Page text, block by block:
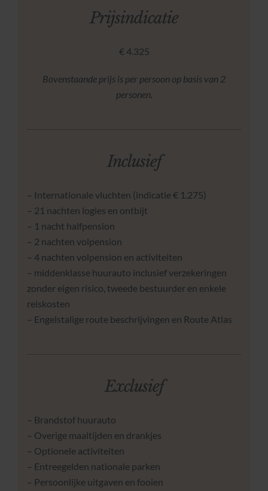
Prijsindicatie
€ 4.325
Bovenstaande prijs is per persoon op basis van 2
personen.
Inclusief
– Internationale vluchten (indicatie € 1.275)
– 21 nachten logies en ontbijt
– 1 nacht halfpension
– 2 nachten volpension
– 4 nachten volpension en activiteiten
– middenklasse huurauto inclusief verzekeringen
zonder eigen risico, tweede bestuurder en enkele
reiskosten
– Engelstalige route beschrijvingen en Route Atlas
Exclusief
– Brandstof huurauto
– Overige maaltijden en drankjes
– Optionele activiteiten
– Entreegelden nationale parken
– Persoonlijke uitgaven en fooien